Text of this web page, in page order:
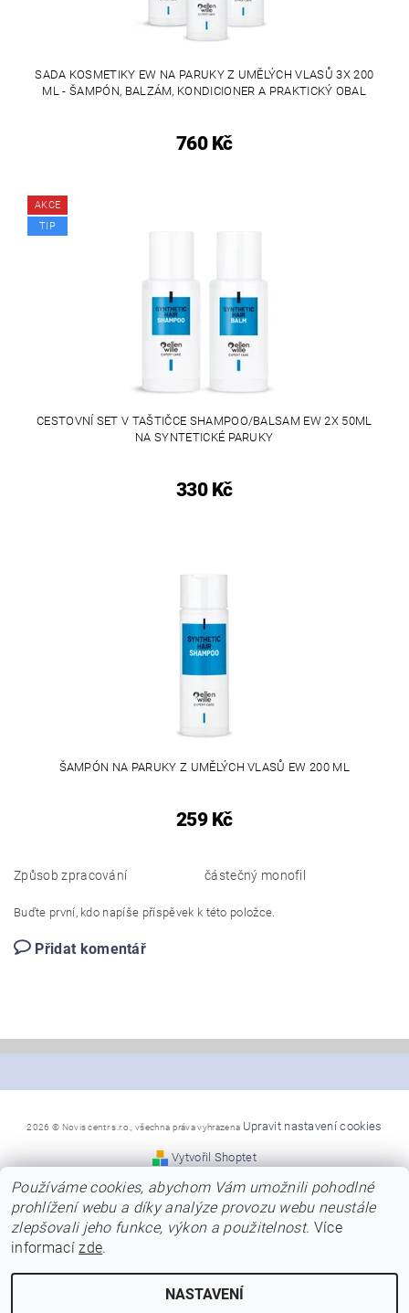
SADA KOSMETIKY EW NA PARUKY Z UMĚLÝCH VLASŮ 3X 200
ML - ŠAMPÓN, BALZÁM, KONDICIONER A PRAKTICKÝ OBAL
760 Kč
AKCE
TIP
CESTOVNÍ SET V TAŠTIČCE SHAMPOO/BALSAM EW 2X 50ML
NA SYNTETICKÉ PARUKY
330 Kč
ŠAMPÓN NA PARUKY Z UMĚLÝCH VLASŮ EW 200 ML
259 Kč
Způsob zpracování částečný monofil
Buďte první, kdo napíše příspěvek k této položce.
Přidat komentář
2026 © Novis centr s.r.o., všechna práva vyhrazena Upravit nastavení cookies
Vytvořil Shoptet
*Snažíme se, aby naše stránky byly co nejpřehlednější a
poskytly Vám dostatek informací
o nabízených modelech, jejich barvách a kvalitě.
Přesto se předem omlouváme za případné chyby v názvech,
nebo za chybně uvedené barvy
u modelů. Naši dodavatelé neustále obnovují modely a barvy
a ne vždy jsme schopni tyto
změny včas zanést do našeho eshopu.
Používáme cookies, abychom Vám umožnili pohodlné
prohlížení webu a díky analýze provozu webu neustále
zlepšovali jeho funkce, výkon a použitelnost. Více
informacízde.
NASTAVENÍ